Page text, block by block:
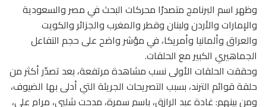
وظهر اسم البرنامج متصدرًا محركات البحث في مصر والسعودية
والإمارات والأردن ولبنان وقطر والمغرب والجزائر والكويت
والعراق وألمانيا وأمريكا، في مؤشر واضح على حجم التفاعل
الجماهيري الكبير مع الحلقات.
وحققت الحلقات الأولى نسب مشاهدة مرتفعة، بعد تصدّر أكثر من
حلقة قوائم الترند، بسبب التصريحات الجريئة التي أدلى بها الضيوف،
ومن بينهم: غادة عبد الرازق، باسم سمرة، مدحت شلبي، مرام علي،